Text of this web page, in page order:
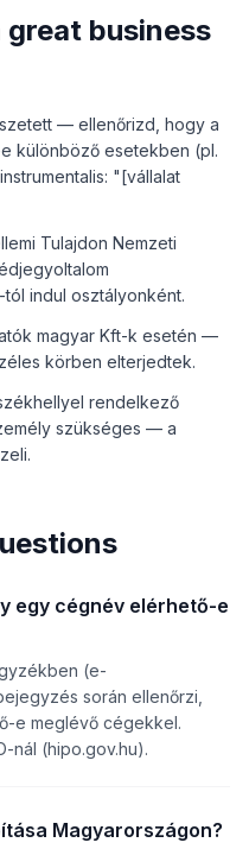
business
— ellenőrizd, hogy a
különböző esetekben (pl.
"[vállalat
Tulajdon Nemzeti
indul osztályonként.
magyar Kft-k esetén —
körben elterjedtek.
rendelkező
szükséges — a
egy cégnév elérhető-e
(e-
során ellenőrzi,
e meglévő cégekkel.
nál (hipo.gov.hu).
Magyarországon?